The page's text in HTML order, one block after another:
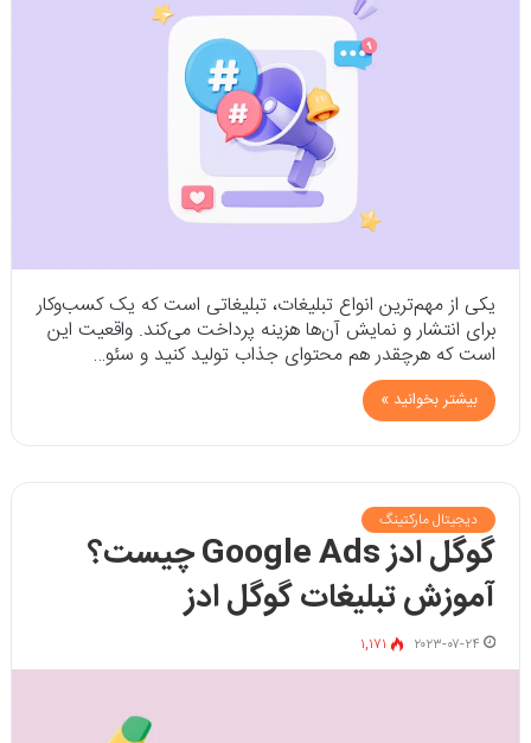
یکی از مهم‌ترین انواع تبلیغات، تبلیغاتی است که یک کسب‌وکار
برای انتشار و نمایش آن‌ها هزینه پرداخت می‌کند. واقعیت این
است که هرچقدر هم محتوای جذاب تولید کنید و سئو…
بیشتر بخوانید »
دیجیتال مارکتینگ
گوگل ادز Google Ads چیست؟
آموزش تبلیغات گوگل ادز
۲۰۲۳-۰۷-۲۴ ۱,۱۷۱